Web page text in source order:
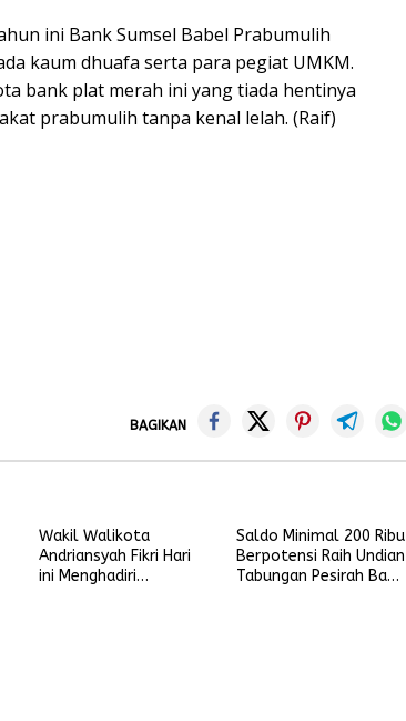
ini Bank Sumsel Babel Prabumulih
kaum dhuafa serta para pegiat UMKM.
bank plat merah ini yang tiada hentinya
prabumulih tanpa kenal lelah. (Raif)
BAGIKAN
Wakil Walikota
Andriansyah Fikri Hari
ini Menghadiri
Saldo Minimal 200 Ribu
Berpotensi Raih Undian
Tabungan Pesirah Bank